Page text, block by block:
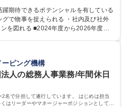
入社後の配属
後、本人の適性及び将来のキャリアを
ます。 【育成】OJTでの現場育成や研
採用
期待できるポテンシャルを有している
で物事を捉えられる ・社内及び社外
から2026年度ま
不安定化や気候変動による自然災害の
題解決の重要性が高まっています。
可能な社会の実現に貢献してまいりま
学 語学力： 資格：
ピング機構
人の総務人事業務/年間休日
名で分担して遂行しています。 はじめは担当
はリーダーやマネージャーポジションとして活